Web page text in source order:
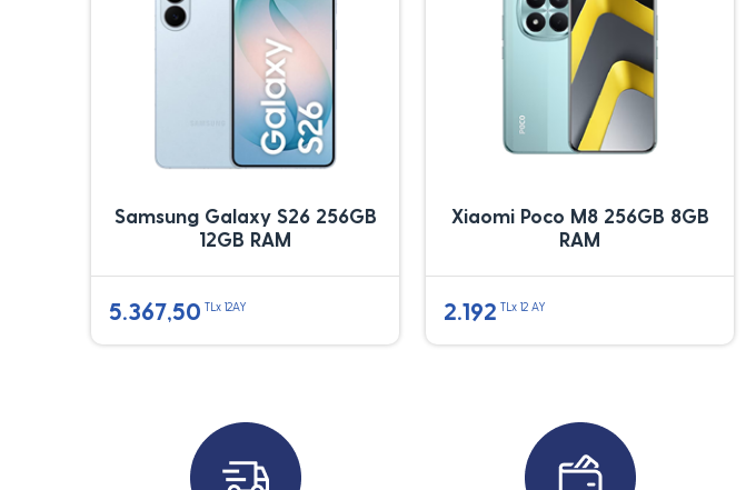
Samsung Galaxy S26 256GB
12GB RAM
5.367,50 TLx 12AY
Xiaomi Poco M8 256GB 8GB
RAM
2.192 TLx 12 AY